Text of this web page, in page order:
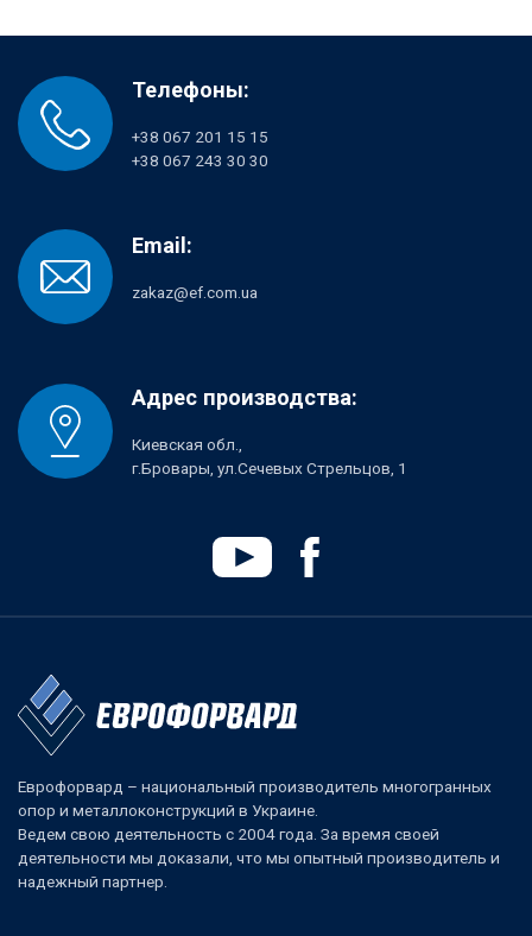
Телефоны:
+38 067 201 15 15
+38 067 243 30 30
Email:
zakaz@ef.com.ua
Адрес производства:
Киевская обл.,
г.Бровары, ул.Сечевых Стрельцов, 1
Еврофорвард – национальный производитель многогранных
опор и металлоконструкций в Украине.
Ведем свою деятельность с 2004 года. За время своей
деятельности мы доказали, что мы опытный производитель и
надежный партнер.